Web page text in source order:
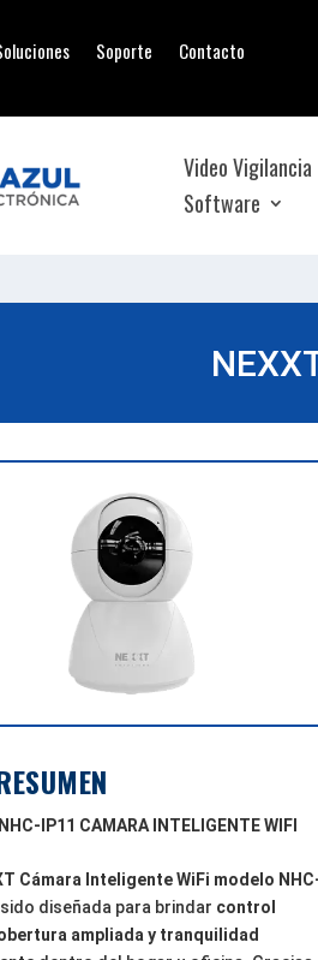
Soporte Contacto
Video Vigilancia
Software
IP11 CAMARA INTELIGENTE WIFI
Cámara Inteligente WiFi modelo
sido diseñada para brindar control
ampliada y tranquilidad